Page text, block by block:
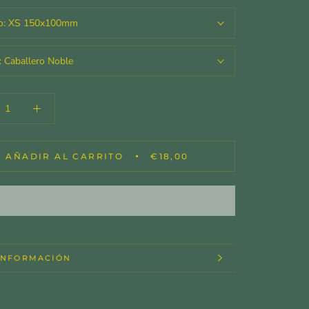
XS 150x100mm
Caballero Noble
AÑADIR AL CARRITO €18,00